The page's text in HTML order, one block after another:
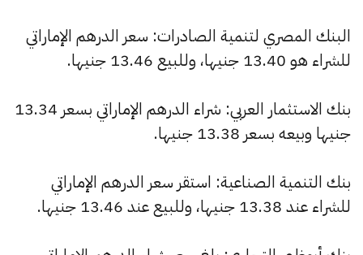
البنك المصري لتنمية الصادرات: سعر الدرهم الإماراتي
للشراء هو 13.40 جنيها، وللبيع 13.46 جنيها.
بنك الاستثمار العربي: شراء الدرهم الإماراتي بسعر 13.34
جنيها وبيعه بسعر 13.38 جنيها.
بنك التنمية الصناعية: استقر سعر الدرهم الإماراتي
للشراء عند 13.38 جنيها، وللبيع عند 13.46 جنيها.